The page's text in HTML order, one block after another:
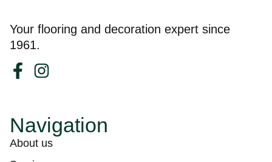
Your flooring and decoration expert since
1961.
Navigation
About us